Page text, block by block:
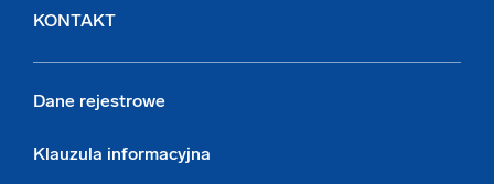
KONTAKT
Dane rejestrowe
Klauzula informacyjna